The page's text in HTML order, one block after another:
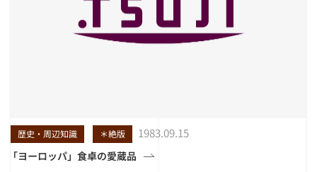
歴史・周辺知識 ＊絶版 1983.09.15
「ヨーロッパ」食卓の愛蔵品